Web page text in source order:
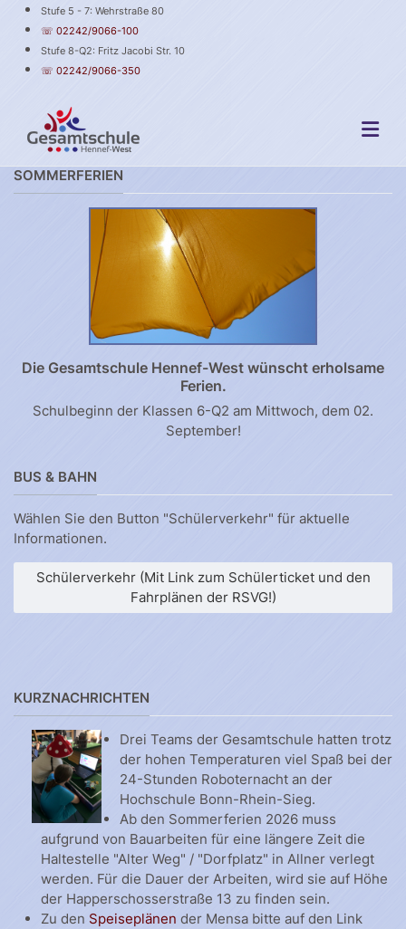
Stufe 5 - 7: Wehrstraße 80
☏ 02242/9066-100
Stufe 8-Q2: Fritz Jacobi Str. 10
☏ 02242/9066-350
SOMMERFERIEN
Die Gesamtschule Hennef-West wünscht erholsame
Ferien.
Schulbeginn der Klassen 6-Q2 am Mittwoch, dem 02.
September!
BUS & BAHN
Wählen Sie den Button "Schülerverkehr" für aktuelle
Informationen.
Schülerverkehr (Mit Link zum Schülerticket und den
Fahrplänen der RSVG!)
KURZNACHRICHTEN
Drei Teams der Gesamtschule hatten trotz
der hohen Temperaturen viel Spaß bei der
24-Stunden Roboternacht an der
Hochschule Bonn-Rhein-Sieg.
Ab den Sommerferien 2026 muss
aufgrund von Bauarbeiten für eine längere Zeit die
Haltestelle "Alter Weg" / "Dorfplatz" in Allner verlegt
werden. Für die Dauer der Arbeiten, wird sie auf Höhe
der Happerschosserstraße 13 zu finden sein.
Zu den Speiseplänen der Mensa bitte auf den Link